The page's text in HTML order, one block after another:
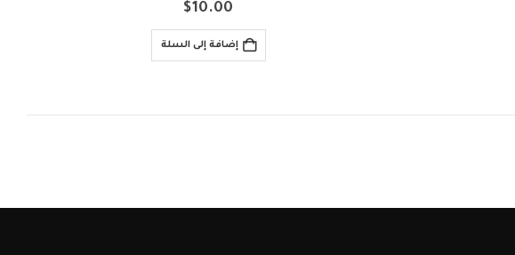
$10.00
إضافة إلى السلة